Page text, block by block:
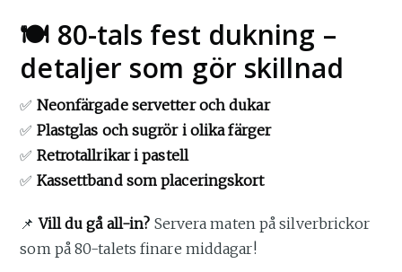
🍽 80-tals fest dukning –
detaljer som gör skillnad
✅ Neonfärgade servetter och dukar
✅ Plastglas och sugrör i olika färger
✅ Retrotallrikar i pastell
✅ Kassettband som placeringskort
📌Vill du gå all-in? Servera maten på silverbrickor
som på 80-talets finare middagar!